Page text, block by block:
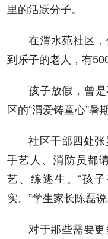
里的活跃分子。
在渭水苑社区
到乐子的老人，有
孩子放假，曾
区的“渭爱铸童心”暑
社区干部四处
手艺人、消防员都
艺、练逃生。“孩
实。”学生家长陈磊说
对于那些需要